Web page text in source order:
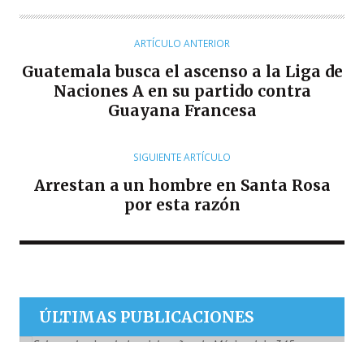
O
ARTÍCULO ANTERIOR
Guatemala busca el ascenso a la Liga de
Naciones A en su partido contra
Guayana Francesa
SIGUIENTE ARTÍCULO
Arrestan a un hombre en Santa Rosa
por esta razón
ÚLTIMAS PUBLICACIONES